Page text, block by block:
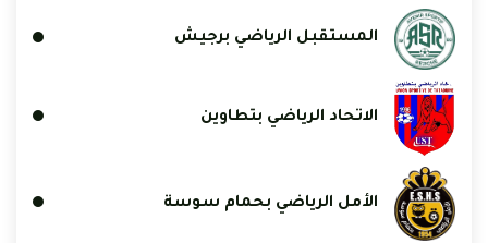
المستقبل الرياضي برجيش
الاتحاد الرياضي بتطاوين
الأمل الرياضي بحمام سوسة